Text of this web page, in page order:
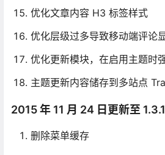
优化文章内容 H3 标签样式
优化层级过多导致移动端评论
优化更新模块，在启用主题时
主题更新内容储存到多站点
2015 年 11 月 24 日更新至
删除菜单缓存